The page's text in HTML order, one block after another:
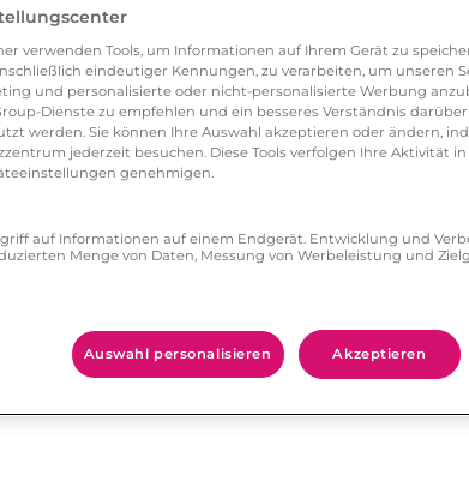
verwenden Tools, um Informationen auf Ihrem Gerät zu
eindeutiger Kennungen, zu verarbeiten, um unseren
und personalisierte oder nicht-personalisierte Werbung
Dienste zu empfehlen und ein besseres Verständnis
werden. Sie können Ihre Auswahl akzeptieren oder ändern,
jederzeit besuchen. Diese Tools verfolgen Ihre Aktivität
genehmigen.
auf Informationen auf einem Endgerät. Entwicklung und
Menge von Daten, Messung von Werbeleistung und
Auswahl personalisieren Akzeptieren